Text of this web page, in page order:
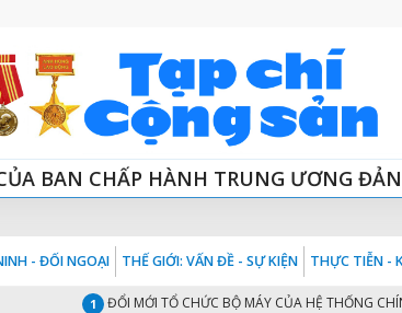
BAN CHẤP HÀNH TRUNG ƯƠNG
- ĐỐI NGOẠI THẾ GIỚI: VẤN ĐỀ - SỰ KIỆN THỰC TIỄN -
ĐỔI MỚI TỔ CHỨC BỘ MÁY CỦA HỆ THỐNG CHÍNH